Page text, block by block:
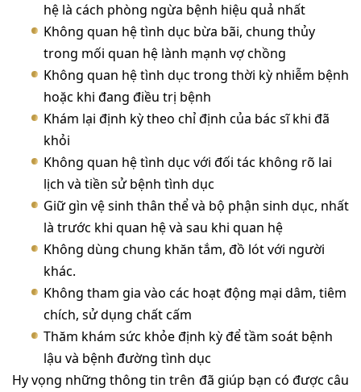
hệ là cách phòng ngừa bệnh hiệu quả nhất
Không quan hệ tình dục bừa bãi, chung thủy
trong mối quan hệ lành mạnh vợ chồng
Không quan hệ tình dục trong thời kỳ nhiễm bệnh
hoặc khi đang điều trị bệnh
Khám lại định kỳ theo chỉ định của bác sĩ khi đã
khỏi
Không quan hệ tình dục với đối tác không rõ lai
lịch và tiền sử bệnh tình dục
Giữ gìn vệ sinh thân thể và bộ phận sinh dục, nhất
là trước khi quan hệ và sau khi quan hệ
Không dùng chung khăn tắm, đồ lót với người
khác.
Không tham gia vào các hoạt động mại dâm, tiêm
chích, sử dụng chất cấm
Thăm khám sức khỏe định kỳ để tầm soát bệnh
lậu và bệnh đường tình dục
Hy vọng những thông tin trên đã giúp bạn có được câu